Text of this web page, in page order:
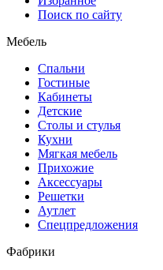
Поиск по сайту
Мебель
Спальни
Гостиные
Кабинеты
Детские
Столы и стулья
Кухни
Мягкая мебель
Прихожие
Аксессуары
Решетки
Аутлет
Спецпредложения
Фабрики